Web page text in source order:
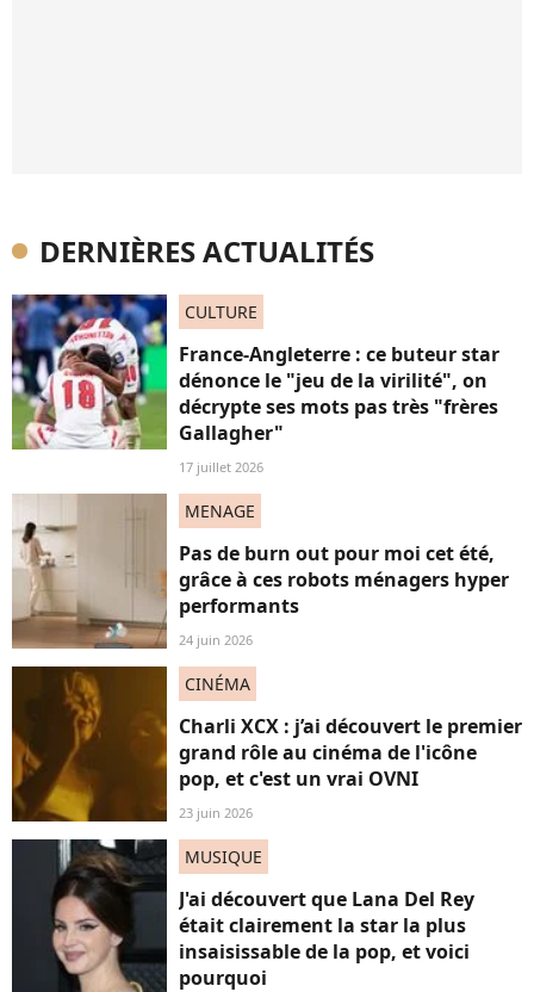
DERNIÈRES ACTUALITÉS
CULTURE
France-Angleterre : ce buteur star
dénonce le "jeu de la virilité", on
décrypte ses mots pas très "frères
Gallagher"
17 juillet 2026
MENAGE
Pas de burn out pour moi cet été,
grâce à ces robots ménagers hyper
performants
24 juin 2026
CINÉMA
Charli XCX : j’ai découvert le premier
grand rôle au cinéma de l'icône
pop, et c'est un vrai OVNI
23 juin 2026
MUSIQUE
J'ai découvert que Lana Del Rey
était clairement la star la plus
insaisissable de la pop, et voici
pourquoi